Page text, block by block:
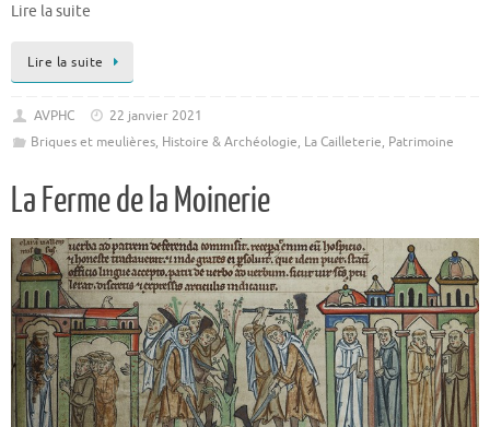
Lire la suite
Lire la suite
AVPHC
22 janvier 2021
Briques et meulières, Histoire & Archéologie, La Cailleterie, Patrimoine
La Ferme de la Moinerie